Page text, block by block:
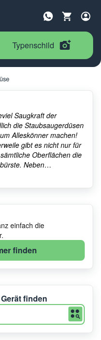
Typenschild
Saugkraft der
die Staubsaugerdüsen
Alleskönner machen!
gibt es nicht nur für
Oberflächen die
Neben
und gleichzeitig
Sie jetzt auch den
den Kampf an
für Ihr Gerät
einfach die
finden
finden